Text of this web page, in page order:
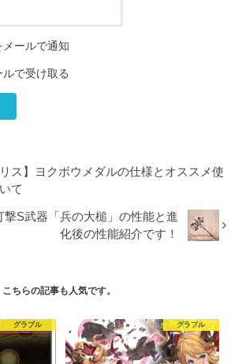
ールで通知
で受け取る
リス】ヨクボウメダルの仕様とオススメ使
て
撃S武器「兵の大槌」の性能と進
化後の性能紹介です！
こちらの記事も人気です。
グラブル グラブル